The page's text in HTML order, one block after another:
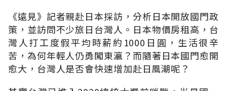
《遠見》記者親赴日本採訪，分析日本開放國門政
策，並訪問不少旅日台灣人。日本物價房租高，台
灣人打工度假平均時薪約1000日圓，生活很辛
苦，為何年輕人仍勇闖東瀛？而隨著日本國門愈開
愈大，台灣人是否會快速增加赴日風潮呢？